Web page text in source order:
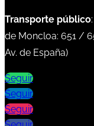
Transporte público
de Moncloa: 651 /
Av. de España)
Seguir
Seguir
Seguir